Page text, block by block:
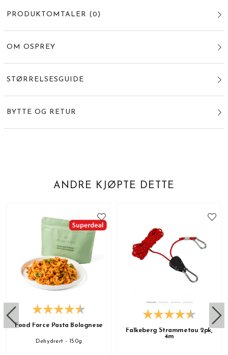
PRODUKTOMTALER (0 )
OM OSPREY
STØRRELSESGUIDE
BYTTE OG RETUR
ANDRE KJØPTE DETTE
Food Force Pasta Bolognese
Dehydrert - 150g
Falkeberg Strammetau 2pk,
4m